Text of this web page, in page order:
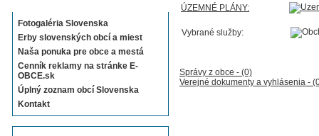
Fotogaléria Slovenska
Erby slovenských obcí a miest
Naša ponuka pre obce a mestá
Cenník reklamy na stránke E-
OBCE.sk
Úplný zoznam obcí Slovenska
Kontakt
ÚZEMNÉ PLÁNY:
Vybrané služby:
Správy z obce - (0)
Verejné dokumenty a vyhlásenia -